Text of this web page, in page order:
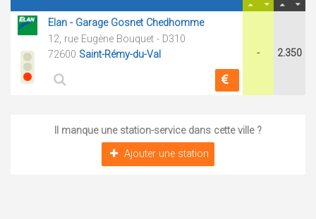
Elan - Garage Gosnet Chedhomme
12, rue Eugène Bouquet - D310
72600 Saint-Rémy-du-Val - 2.350
Il manque une station-service dans cette ville ?
Ajouter une station